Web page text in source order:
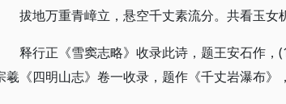
拔地万重青嶂立，悬空千丈素流分。共看玉女
释行正《雪窦志略》收录此诗，题王安石作
羲《四明山志》卷一收录，题作《千丈岩瀑布